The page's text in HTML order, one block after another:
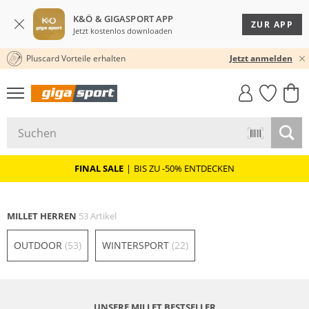
K&Ö & GIGASPORT APP
Jetzt kostenlos downloaden
ZUR APP
★★★★★ 4,8 / 5,0 STERNE
Pluscard Vorteile erhalten Jetzt anmelden
GIGASTYLE
FAHRRAD­
MUST-HAVE
FINAL SALE | BIS ZU -50% ENTDECKEN
MILLET HERREN 53 Artikel
OUTDOOR (53) WINTERSPORT (22)